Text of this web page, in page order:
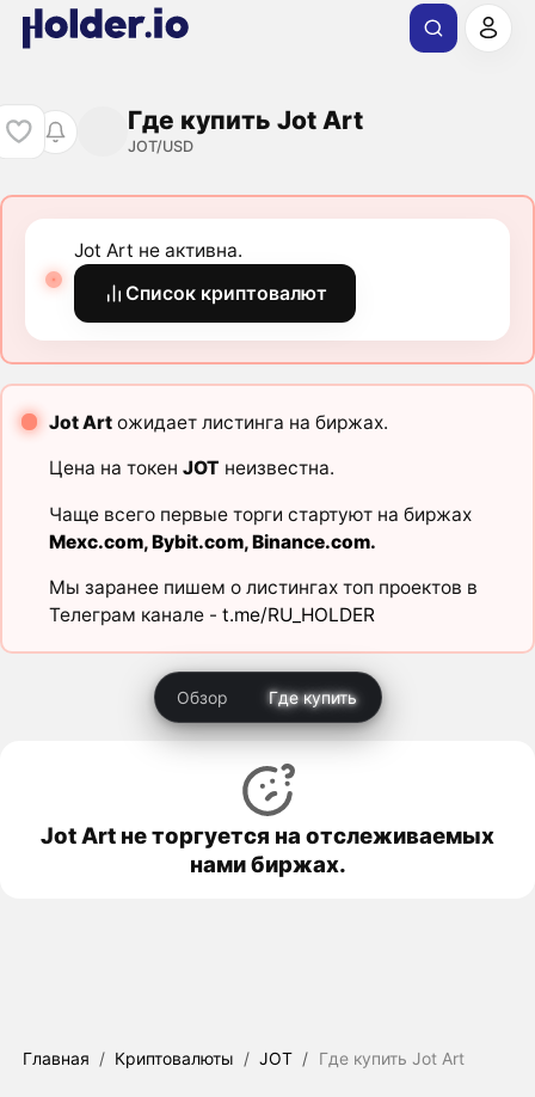
Где купить Jot Art
JOT/USD
Jot Art не активна.
Список криптовалют
Jot Artожидает листинга на биржах.
Цена на токен JOT неизвестна.
Чаще всего первые торги стартуют на биржах
Mexc.com,Bybit.com,Binance.com.
Мы заранее пишем о листингах топ проектов в
Телеграм канале - t.me/RU_HOLDER
Обзор Где купить
Jot Art не торгуется на отслеживаемых
нами биржах.
Главная / Криптовалюты / JOT / Где купить Jot Art